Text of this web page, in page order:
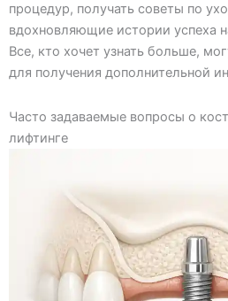
процедур, получать советы по
вдохновляющие истории успеха
Все, кто хочет узнать больше,
для получения дополнительной
Часто задаваемые вопросы о
лифтинге